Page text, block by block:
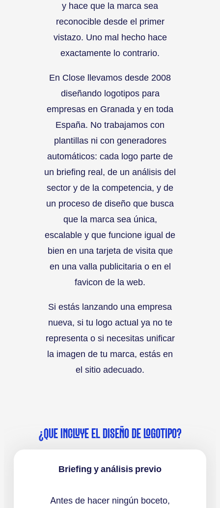
y hace que la marca sea
reconocible desde el primer
vistazo. Uno mal hecho hace
exactamente lo contrario.
En Close llevamos desde 2008
diseñando logotipos para
empresas en Granada y en toda
España. No trabajamos con
plantillas ni con generadores
automáticos: cada logo parte de
un briefing real, de un análisis del
sector y de la competencia, y de
un proceso de diseño que busca
que la marca sea única,
escalable y que funcione igual de
bien en una tarjeta de visita que
en una valla publicitaria o en el
favicon de la web.
Si estás lanzando una empresa
nueva, si tu logo actual ya no te
representa o si necesitas unificar
la imagen de tu marca, estás en
el sitio adecuado.
¿QUE INCLUYE EL DISEÑO DE LOGOTIPO?
Briefing y análisis previo
Antes de hacer ningún boceto,